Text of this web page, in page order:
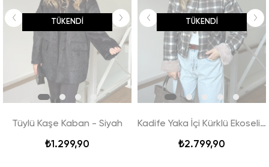
TÜKENDI
Tüylü Kaşe Kaban - Siyah
₺1.299,90
TÜKENDI
Kadife Yaka İçi Kürklü Ekoseli Ceket - Haki
₺2.799,90